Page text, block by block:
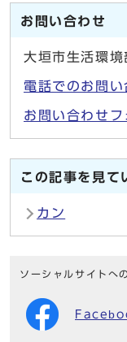
お問い合わせ
大垣市生活環
電話でのお問い
お問い合わせフ
この記事を見て
カン
ソーシャルサイトへ